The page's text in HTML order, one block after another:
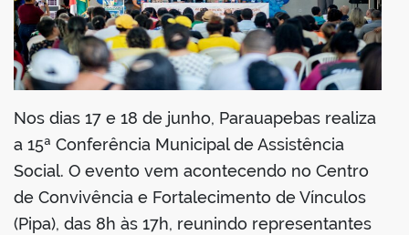
Nos dias 17 e 18 de junho, Parauapebas realiza
a 15ª Conferência Municipal de Assistência
Social. O evento vem acontecendo no Centro
de Convivência e Fortalecimento de Vínculos
(Pipa), das 8h às 17h, reunindo representantes